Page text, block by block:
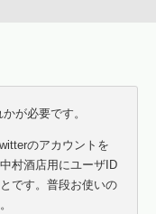
が必要です。
のアカウントを
村酒店用にユーザID
です。普段お使いの